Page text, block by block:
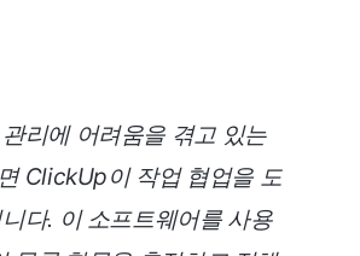
리에 어려움을 겪고 있는
ClickUp이 작업 협업을 도
다. 이 소프트웨어를 사용